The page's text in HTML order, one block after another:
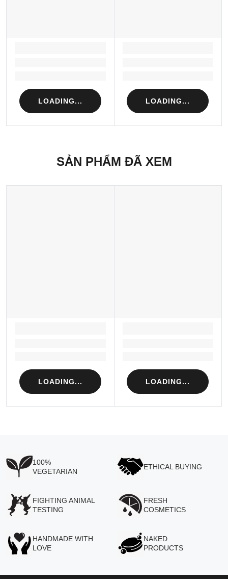
LOADING... LOADING...
SẢN PHẨM ĐÃ XEM
LOADING... LOADING...
100%
VEGETARIAN
ETHICAL BUYING
FIGHTING ANIMAL
TESTING
FRESH
COSMETICS
HANDMADE WITH
LOVE
NAKED
PRODUCTS